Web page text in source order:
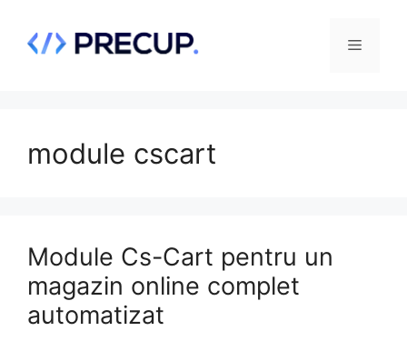
conținut
Meniu
module cscart
Module Cs-Cart pentru un
magazin online complet
automatizat